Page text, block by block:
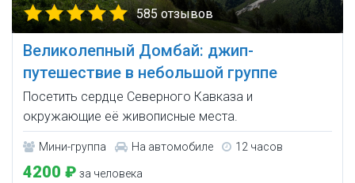
585 отзывов
Великолепный Домбай: джип-
путешествие в небольшой группе
Посетить сердце Северного Кавказа и
окружающие её живописные места.
Мини-группа На автомобиле 12 часов
4200 ₽ за человека